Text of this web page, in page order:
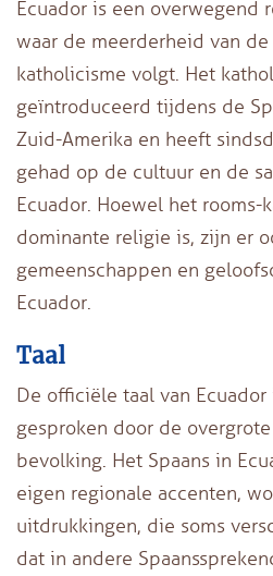
Ecuador is een overwegend
waar de meerderheid van
katholicisme volgt. Het
geïntroduceerd tijdens de
Zuid-Amerika en heeft
gehad op de cultuur en de
Ecuador. Hoewel het rooms-
dominante religie is, zijn er
gemeenschappen en
Ecuador.
Taal
De officiële taal van
gesproken door de
bevolking. Het Spaans in
eigen regionale accenten,
uitdrukkingen, die soms
dat in andere